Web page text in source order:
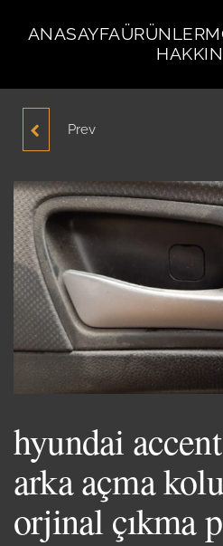
ANASAYFAÜRÜNLER
HYUNDAI ACCENT
2012-2018
Prev
hyundai
arka açma
orjinal çıkma